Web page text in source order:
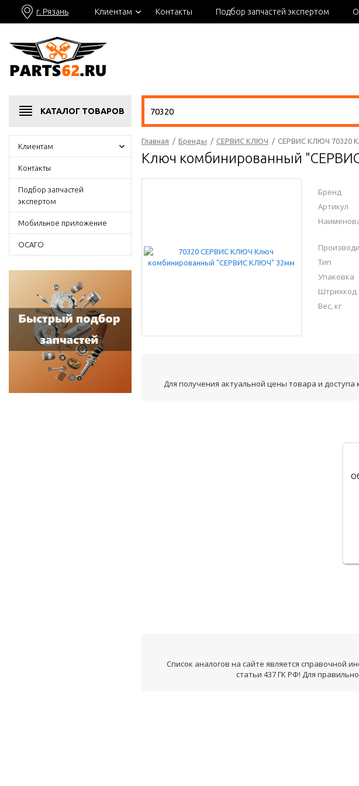
г. Рязань Клиентам Контакты Подбор запчастей экспертом
КАТАЛОГ ТОВАРОВ
Клиентам
Контакты
Подбор запчастей
экспертом
Мобильное приложение
ОСАГО
Главная / Бренды / СЕРВИС КЛЮЧ / СЕРВИС КЛЮЧ 70320
Ключ комбинированный
Бренд
Артикул
Тип
Упаковка
Штрихкод
Вес, кг
Для получения актуальной цены товара и доступа
Список аналогов на сайте является справочной
статьи 437 ГК РФ! Для